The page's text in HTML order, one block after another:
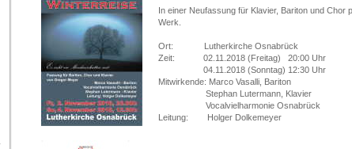
In einer Neufassung für Klavier, Bariton und
Werk.
Ort: Lutherkirche Osnabrück
Zeit: 02.11.2018 (Freitag) 20:00 Uhr
04.11.2018 (Sonntag) 12:30 Uhr
Mitwirkende: Marco Vasalli, Bariton
Stephan Lutermann, Klavier
Vocalvielharmonie Osnabrück
Leitung: Holger Dolkemeyer